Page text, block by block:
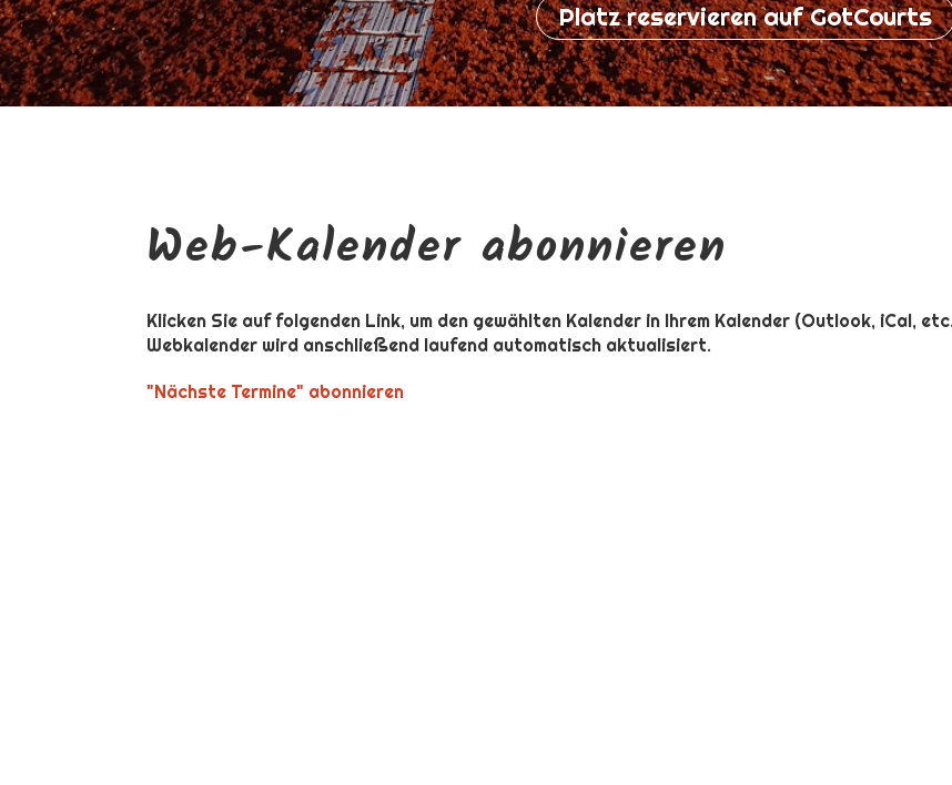
Platz reservieren auf GotCourts
Web-Kalender abonnieren
Klicken Sie auf folgenden Link, um den gewählten Kalender in Ihrem Kalender (Outlook, iCal,
Webkalender wird anschließend laufend automatisch aktualisiert.
"Nächste Termine" abonnieren